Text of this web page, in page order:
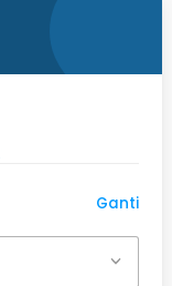
Ganti